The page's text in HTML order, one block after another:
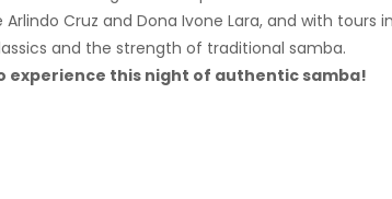
Cruz and Dona Ivone Lara, and with tours
and the strength of traditional samba.
experience this night of authentic samba!